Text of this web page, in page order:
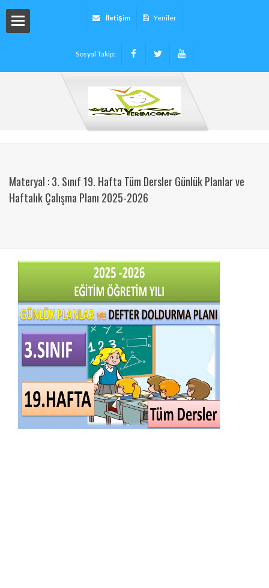
İletişim Yeniler
Sosyal Takip:
Materyal : 3. Sınıf 19. Hafta Tüm Dersler Günlük Planlar ve
Haftalık Çalışma Planı 2025-2026